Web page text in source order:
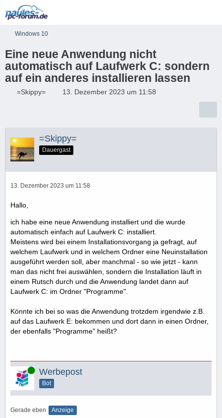
Windows 10
Eine neue Anwendung nicht
automatisch auf Laufwerk C: sondern
auf ein anderes installieren lassen
=Skippy= 13. Dezember 2023 um 11:58
=Skippy=
Dauergast
13. Dezember 2023 um 11:58
Hallo,
ich habe eine neue Anwendung installiert und die wurde
automatisch einfach auf Laufwerk C: installiert.
Meistens wird bei einem Installationsvorgang ja gefragt, auf
welchem Laufwerk und in welchem Ordner eine Neuinstallation
ausgeführt werden soll, aber manchmal - so wie jetzt - kann
man das nicht frei auswählen, sondern die Installation läuft in
einem Rutsch durch und die Anwendung landet dann auf
Laufwerk C: im Ordner "Programme".
Könnte ich bei so was die Anwendung trotzdem irgendwie z.B.
auf das Laufwerk E: bekommen und dort dann in einen Ordner,
der ebenfalls "Programme" heißt?
Online Werbepost
Bot
Gerade eben Anzeige